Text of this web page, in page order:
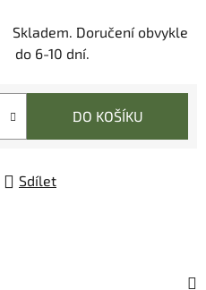
Skladem. Doručení obvykle
do 6-10 dní.
DO KOŠÍKU
Sdílet